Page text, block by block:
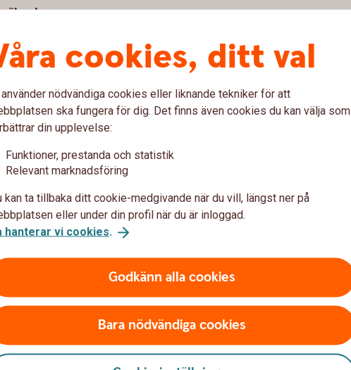
resmål
cookies, ditt val
nödvändiga cookies eller liknande tekniker för att
ska fungera för dig. Det finns även cookies du kan välja som
din upplevelse:
Funktioner, prestanda och statistik
Relevant marknadsföring
kan ta tillbaka ditt cookie-medgivande när du vill, längst ner på
eller under din profil när du är inloggad.
hanterar vi cookies.
Godkänn alla cookies
Bara nödvändiga cookies